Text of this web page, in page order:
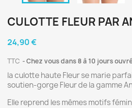
CULOTTE FLEUR PAR
24,90 €
TTC Chez vous dans 8 à 10 jours
la culotte haute Fleur se marie
soutien-gorge Fleur de la gamme
Elle reprend les mêmes motifs